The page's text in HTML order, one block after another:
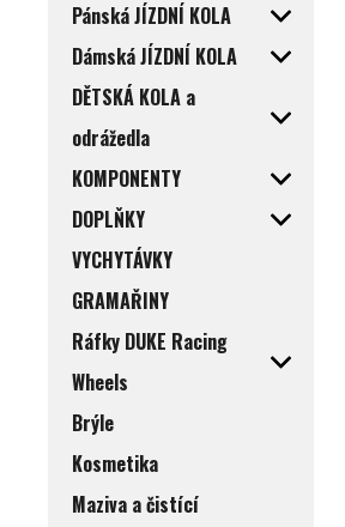
Pánská JÍZDNÍ KOLA
Dámská JÍZDNÍ KOLA
DĚTSKÁ KOLA a
odrážedla
KOMPONENTY
DOPLŇKY
VYCHYTÁVKY
GRAMAŘINY
Ráfky DUKE Racing
Wheels
Brýle
Kosmetika
Maziva a čistící